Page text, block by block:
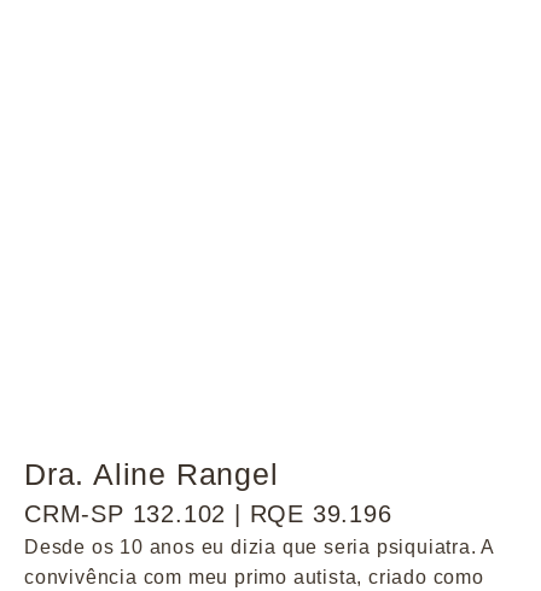
Dra. Aline Rangel
CRM-SP 132.102 | RQE 39.196
Desde os 10 anos eu dizia que seria psiquiatra. A
convivência com meu primo autista, criado como